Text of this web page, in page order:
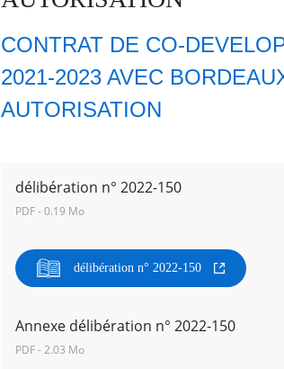
CONTRAT DE CO-
2021-2023 AVEC
AUTORISATION
délibération n° 2022-150
PDF - 0.19 Mo
délibération n° 2022-150
Annexe délibération n° 2022-150
PDF - 2.03 Mo